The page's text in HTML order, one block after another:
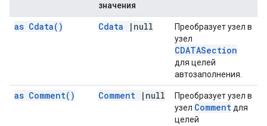
значения
as Cdata( ) Cdata | null
Преобразует узел в
узел
CDATASection
для целей
автозаполнения.
as Comment( ) Comment | null
Преобразует узел в
узел Comment для
целей